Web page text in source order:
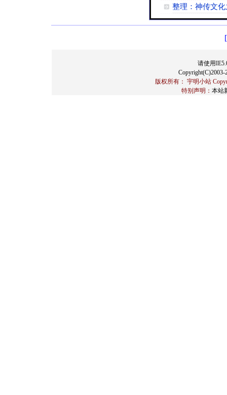
整理：神传文
请使用
版权所有： 宇明小站
特别声明： 本站